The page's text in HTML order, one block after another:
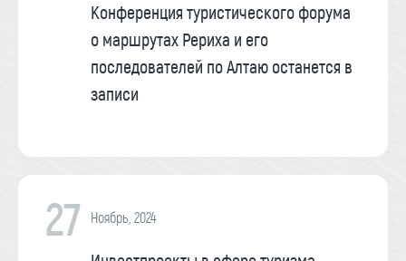
Конференция туристического форума
о маршрутах Рериха и его
последователей по Алтаю останется в
записи
27 Ноябрь, 2024